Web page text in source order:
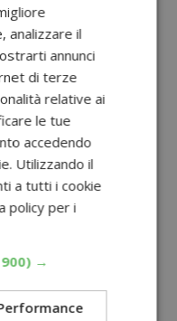
analizzare il
annunci
di terze
relative ai
le tue
accedendo
Utilizzando il
a tutti i cookie
policy per i
→